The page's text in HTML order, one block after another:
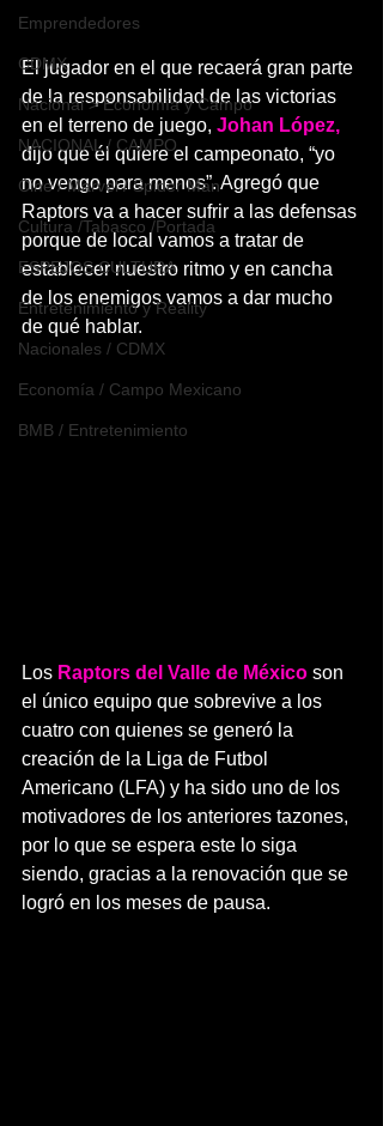
Emprendedores
CDMX
Nacional > Economía y Campo
NACIONAL / CAMPO
Cine / Marvel / Spider Man
Cultura /Tabasco /Portada
ESPEJOS CULTURA
Entretenimiento y Reality
Nacionales / CDMX
Economía / Campo Mexicano
BMB / Entretenimiento
El jugador en el que recaerá gran parte
de la responsabilidad de las victorias
en el terreno de juego, Johan López,
dijo que él quiere el campeonato, “yo
no vengo para menos”. Agregó que
Raptors va a hacer sufrir a las defensas
porque de local vamos a tratar de
establecer nuestro ritmo y en cancha
de los enemigos vamos a dar mucho
de qué hablar.
Los Raptors del Valle de México son
el único equipo que sobrevive a los
cuatro con quienes se generó la
creación de la Liga de Futbol
Americano (LFA) y ha sido uno de los
motivadores de los anteriores tazones,
por lo que se espera este lo siga
siendo, gracias a la renovación que se
logró en los meses de pausa.